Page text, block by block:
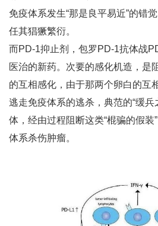
免疫体系发生“那是良平易近”的错
任其猖獗繁衍。
而PD-1抑止剂，包罗PD-1抗体战
医治的新药。次要的感化机造，是
的互相感化，由于那两个卵白的互
逃走免疫体系的逃杀，典范的“缓兵
体，经由过程阻断这类“棍骗的假装
体系杀伤肿瘤。